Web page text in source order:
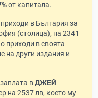
от капитала.
в България за
(столица), на 2341
приходи в своята
на други издания и
вДЖЕЙ
на 2537 лв, което му